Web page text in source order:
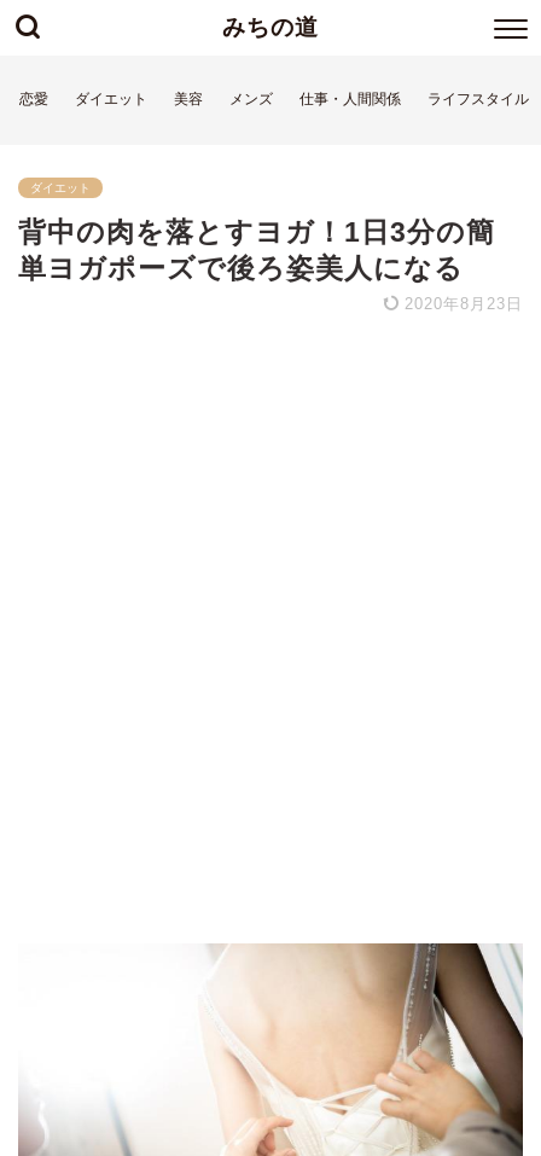
みちの道
恋愛 ダイエット 美容 メンズ 仕事・人間関係 ライフスタイル
ダイエット
背中の肉を落とすヨガ！1日3分の簡
単ヨガポーズで後ろ姿美人になる
2020年8月23日